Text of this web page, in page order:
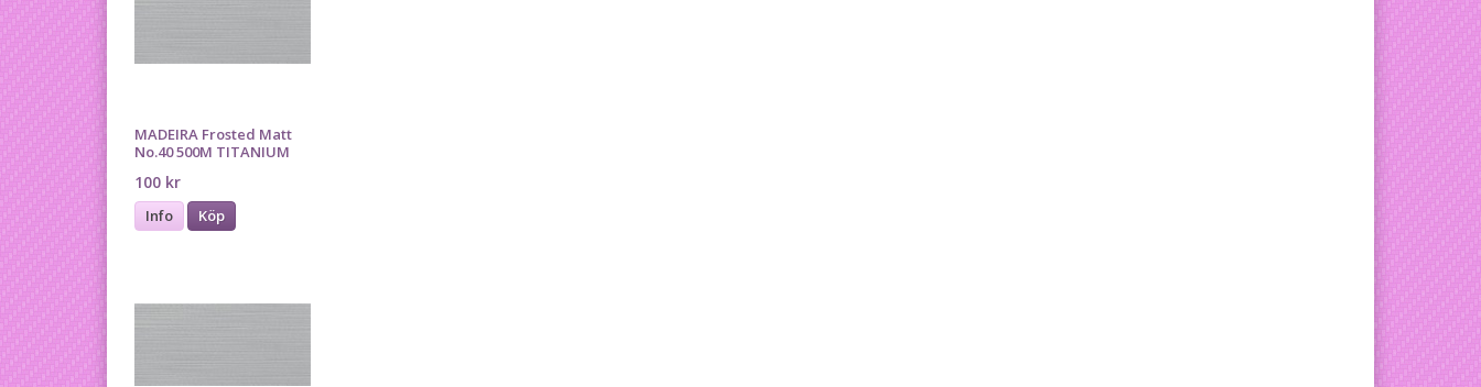
MADEIRA Frosted Matt
No.40 500M TITANIUM
100 kr
Info Köp